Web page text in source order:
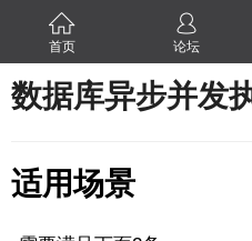
首页 论坛
数据库异步并发
适用场景